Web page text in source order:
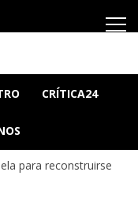
CRÍTICA24
para reconstruirse